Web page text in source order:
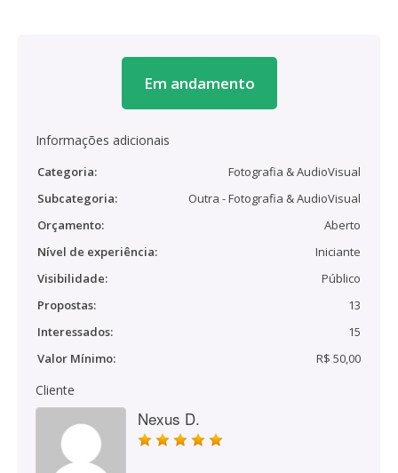
Em andamento
Informações adicionais
Categoria:
Fotografia & AudioVisual
Subcategoria:
Outra - Fotografia & AudioVisual
Orçamento:
Aberto
Nível de experiência:
Iniciante
Visibilidade:
Público
Propostas:
13
Interessados:
15
Valor Mínimo:
R$ 50,00
Cliente
Nexus D.